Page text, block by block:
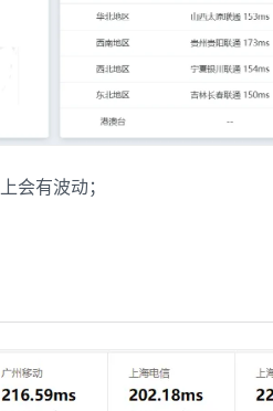
会有波动；